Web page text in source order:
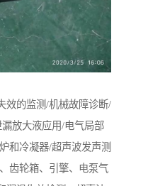
效的监测/机械故障诊断/
放大液应用/电气局部
和冷凝器/超声波发声测
齿轮箱、引擎、电泵气